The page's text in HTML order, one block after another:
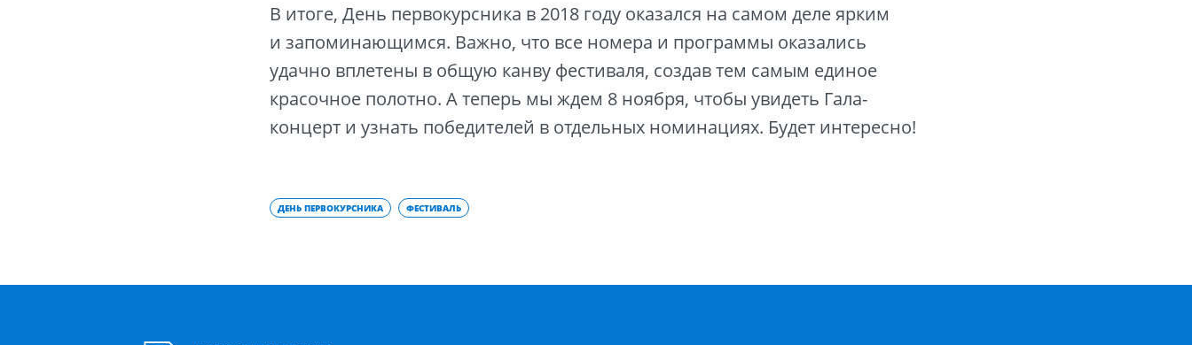
В итоге, День первокурсника в 2018 году оказался на самом деле ярким
и запоминающимся. Важно, что все номера и программы оказались
удачно вплетены в общую канву фестиваля, создав тем самым единое
красочное полотно. А теперь мы ждем 8 ноября, чтобы увидеть Гала-
концерт и узнать победителей в отдельных номинациях. Будет интересно!
ДЕНЬ ПЕРВОКУРСНИКА ФЕСТИВАЛЬ